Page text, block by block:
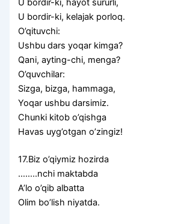
U bordir-ki, hayot sururli,
U bordir-ki, kelajak porloq.
O’qituvchi:
Ushbu dars yoqar kimga?
Qani, ayting-chi, menga?
O’quvchilar:
Sizga, bizga, hammaga,
Yoqar ushbu darsimiz.
Chunki kitob o’qishga
Havas uyg’otgan o’zingiz!
17.Biz o’qiymiz hozirda
……..nchi maktabda
A’lo o’qib albatta
Olim bo’lish niyatda.